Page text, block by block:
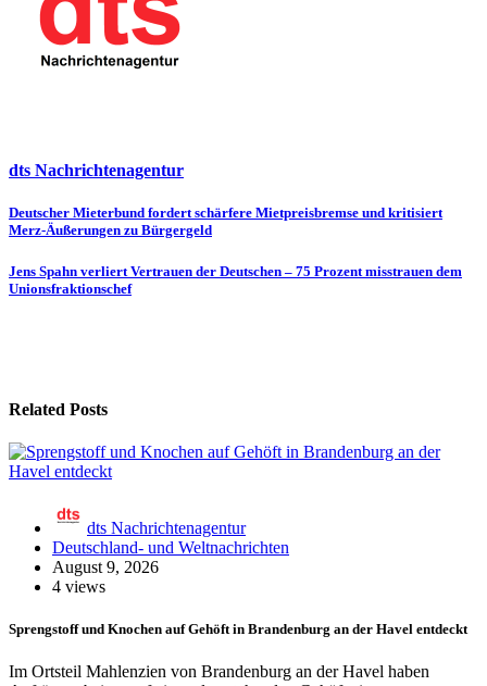
dts Nachrichtenagentur
Beitragsnavigation
Deutscher Mieterbund fordert schärfere Mietpreisbremse und kritisiert
Merz-Äußerungen zu Bürgergeld
Jens Spahn verliert Vertrauen der Deutschen – 75 Prozent misstrauen dem
Unionsfraktionschef
Related Posts
dts Nachrichtenagentur
Deutschland- und Weltnachrichten
August 9, 2026
4 views
Sprengstoff und Knochen auf Gehöft in Brandenburg an der Havel entdeckt
Im Ortsteil Mahlenzien von Brandenburg an der Havel haben